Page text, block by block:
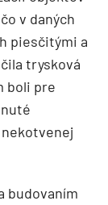
v daných
piesčitými a
trysková
boli pre
budovaním